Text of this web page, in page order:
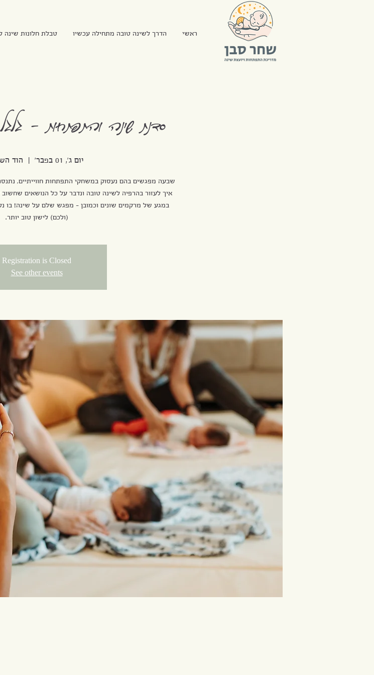
ראשי הדרך לשינה טובה מתחילה עכשיו טבלת חלונות שינה
סדנת שינה והתפתחות -
יום ג׳, 01 בפבר׳ הוד
שבעה מפגשים בהם נעסוק במשחקי התפתחות חווייתיים,
איך לעזור בהרפיה לשינה טובה ונדבר על כל הנושאים
(ולכם) לישון טוב יותר.
Registration is Closed
See other events